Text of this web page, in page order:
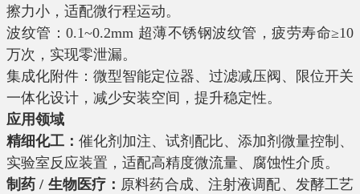
擦力小，适配微行程运动。
波纹管：0.1~0.2mm 超薄不锈钢波纹管，疲劳寿命≥10
万次，实现零泄漏。
集成化附件：微型智能定位器、过滤减压阀、限位开关
一体化设计，减少安装空间，提升稳定性。
应用领域
精细化工： 催化剂加注、试剂配比、添加剂微量控制、
实验室反应装置，适配高精度微流量、腐蚀性介质。
制药 / 生物医疗： 原料药合成、注射液调配、发酵工艺